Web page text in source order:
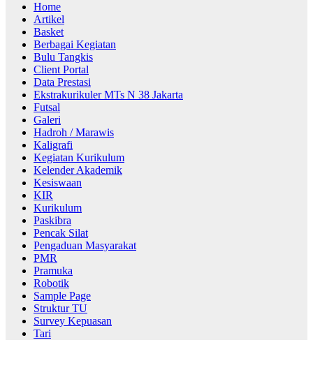
Home
Artikel
Basket
Berbagai Kegiatan
Bulu Tangkis
Client Portal
Data Prestasi
Ekstrakurikuler MTs N 38 Jakarta
Futsal
Galeri
Hadroh / Marawis
Kaligrafi
Kegiatan Kurikulum
Kelender Akademik
Kesiswaan
KIR
Kurikulum
Paskibra
Pencak Silat
Pengaduan Masyarakat
PMR
Pramuka
Robotik
Sample Page
Struktur TU
Survey Kepuasan
Tari